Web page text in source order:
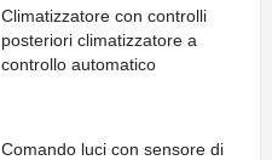
Climatizzatore con controlli
posteriori climatizzatore a
controllo automatico
Comando luci con sensore di